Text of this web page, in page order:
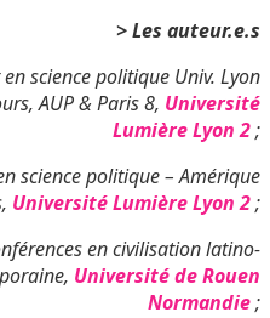
> Les auteur.e.s
science politique Univ. Lyon
AUP & Paris 8, Université
Lumière Lyon 2;
science politique – Amérique
Université Lumière Lyon 2;
en civilisation latino-
Université de Rouen
Normandie;